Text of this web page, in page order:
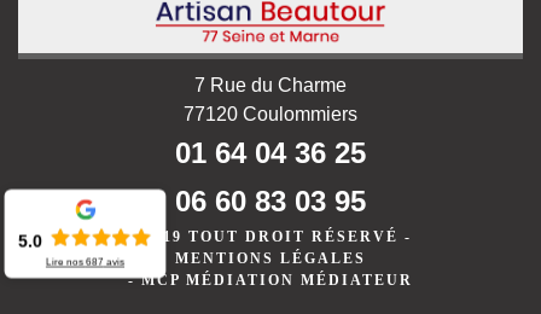
7 Rue du Charme
77120 Coulommiers
01 64 04 36 25
06 60 83 03 95
©2019 TOUT DROIT RÉSERVÉ -
MENTIONS LÉGALES
-MCP MÉDIATION MÉDIATEUR
5.0
Lire nos687 avis